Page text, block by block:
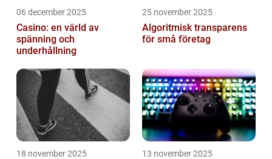
06 december 2025
Casino: en värld av
spänning och
underhållning
25 november 2025
Algoritmisk transparens
för små företag
18 november 2025 13 november 2025